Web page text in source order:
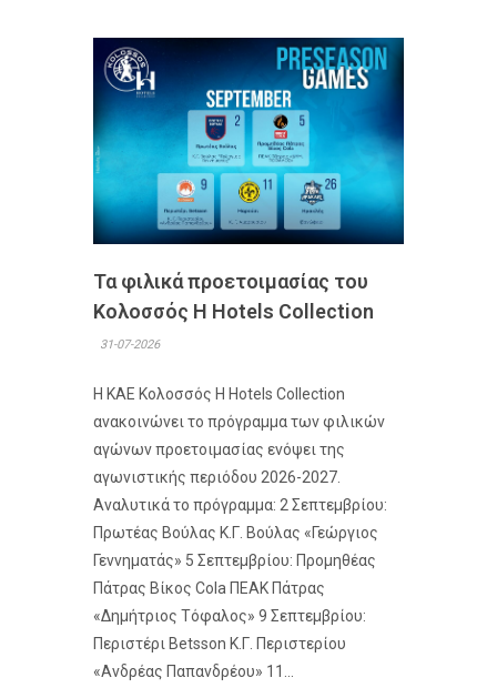
Τα φιλικά προετοιμασίας του
Κολοσσός H Hotels Collection
31-07-2026
Η ΚΑΕ Κολοσσός H Hotels Collection
ανακοινώνει το πρόγραμμα των φιλικών
αγώνων προετοιμασίας ενόψει της
αγωνιστικής περιόδου 2026-2027.
Αναλυτικά το πρόγραμμα: 2 Σεπτεμβρίου:
Πρωτέας Βούλας Κ.Γ. Βούλας «Γεώργιος
Γεννηματάς» 5 Σεπτεμβρίου: Προμηθέας
Πάτρας Βίκος Cola ΠΕΑΚ Πάτρας
«Δημήτριος Τόφαλος» 9 Σεπτεμβρίου:
Περιστέρι Betsson Κ.Γ. Περιστερίου
«Ανδρέας Παπανδρέου» 11...